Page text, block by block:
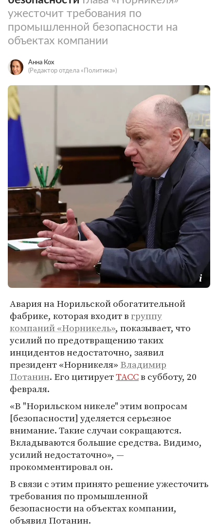
ужесточит требования по
промышленной безопасности на
объектах компании
Анна Кох
(Редактор отдела «Политика»)
Авария на Норильской обогатительной
фабрике, которая входит вгруппу
компаний «Норникель», показывает, что
усилий по предотвращению таких
инцидентов недостаточно, заявил
президент «Норникеля» Владимир
Потанин. Его цитируетТАССв субботу, 20
февраля.
«В "Норильском никеле" этим вопросам
[безопасности] уделяется серьезное
внимание. Такие случаи сокращаются.
Вкладываются большие средства. Видимо,
усилий недостаточно», —
прокомментировал он.
В связи с этим принято решение ужесточить
требования по промышленной
безопасности на объектах компании,
объявил Потанин.